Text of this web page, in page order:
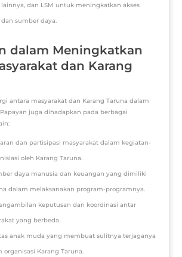
dan LSM untuk meningkatkan akses
sumber daya.
dalam Meningkatkan
dan Karang
antara masyarakat dan Karang Taruna dalam
juga dihadapkan pada berbagai
dan partisipasi masyarakat dalam kegiatan-
oleh Karang Taruna.
daya manusia dan keuangan yang dimiliki
dalam melaksanakan program-programnya.
keputusan dan koordinasi antar
yang berbeda.
anak muda yang membuat sulitnya terjaganya
Karang Taruna.